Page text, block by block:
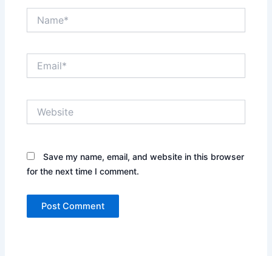
Save my name, email, and website in this browser
for the next time I comment.